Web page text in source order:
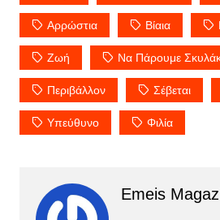
Αρρώστια Βίαια
Ζωή Να Πάρουμε
Περιβάλλον Σέβεται
Υπεύθυνο Φιλία
Emeis